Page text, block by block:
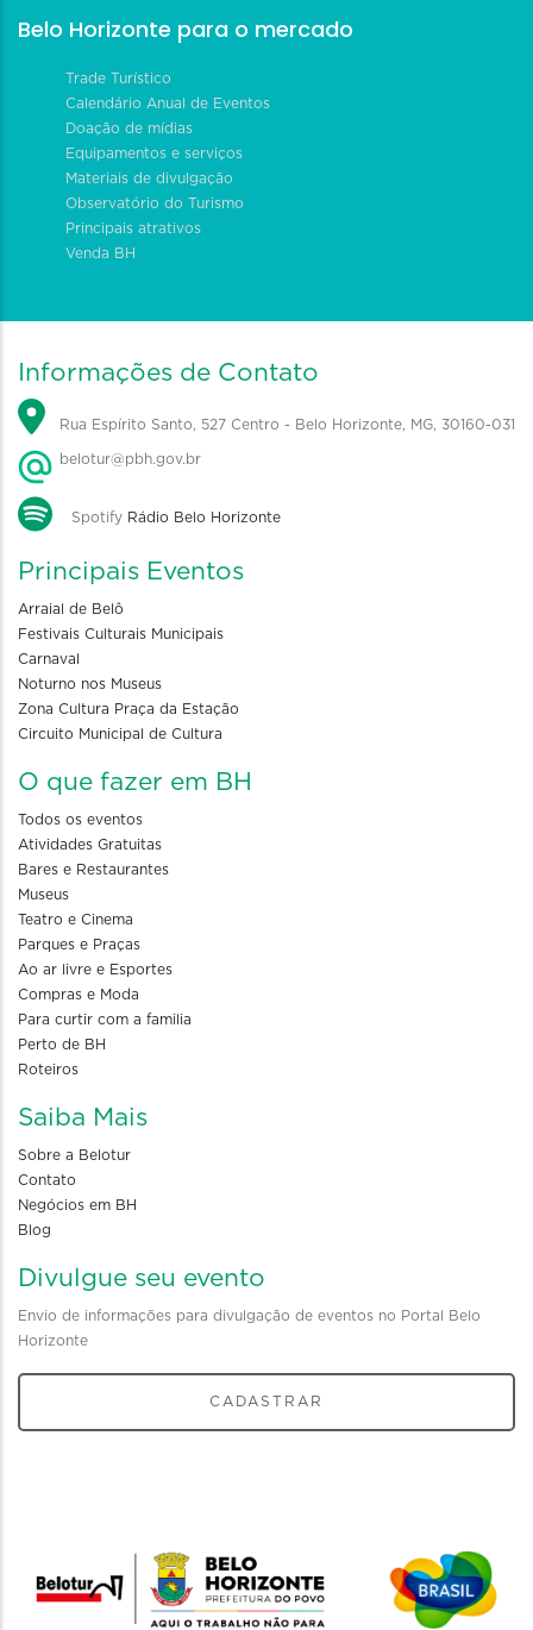
Belo Horizonte para o mercado
Trade Turístico
Calendário Anual de Eventos
Doação de mídias
Equipamentos e serviços
Materiais de divulgação
Observatório do Turismo
Principais atrativos
Venda BH
Informações de Contato
Rua Espírito Santo, 527 Centro - Belo Horizonte, MG, 30160-031
belotur@pbh.gov.br
Spotify Rádio Belo Horizonte
Principais Eventos
Arraial de Belô
Festivais Culturais Municipais
Carnaval
Noturno nos Museus
Zona Cultura Praça da Estação
Circuito Municipal de Cultura
O que fazer em BH
Todos os eventos
Atividades Gratuitas
Bares e Restaurantes
Museus
Teatro e Cinema
Parques e Praças
Ao ar livre e Esportes
Compras e Moda
Para curtir com a familia
Perto de BH
Roteiros
Saiba Mais
Sobre a Belotur
Contato
Negócios em BH
Blog
Divulgue seu evento
Envio de informações para divulgação de eventos no Portal Belo
Horizonte
CADASTRAR